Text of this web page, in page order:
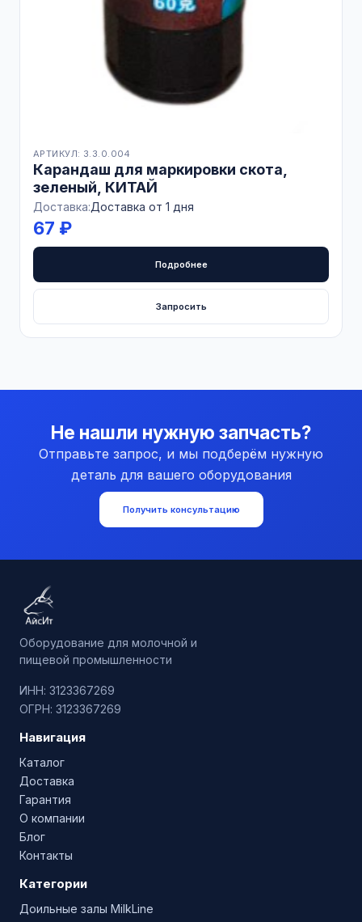
АРТИКУЛ: 3.3.0.004
Карандаш для маркировки скота,
зеленый, КИТАЙ
Доставка:Доставка от 1 дня
67 ₽
Подробнее
Запросить
Не нашли нужную запчасть?
Отправьте запрос, и мы подберём нужную
деталь для вашего оборудования
Получить консультацию
Оборудование для молочной и
пищевой промышленности
ИНН: 3123367269
ОГРН: 3123367269
Навигация
Каталог
Доставка
Гарантия
О компании
Блог
Контакты
Категории
Доильные залы MilkLine